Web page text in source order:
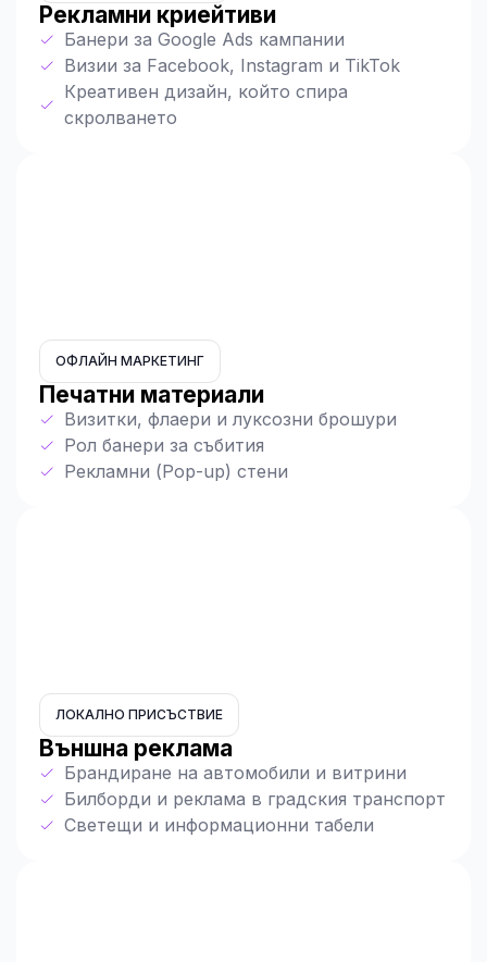
Рекламни криейтиви
Банери за Google Ads кампании
Визии за Facebook, Instagram и TikTok
Креативен дизайн, който спира
скролването
ОФЛАЙН МАРКЕТИНГ
Печатни материали
Визитки, флаери и луксозни брошури
Рол банери за събития
Рекламни (Pop-up) стени
ЛОКАЛНО ПРИСЪСТВИЕ
Външна реклама
Брандиране на автомобили и витрини
Билборди и реклама в градския транспорт
Светещи и информационни табели